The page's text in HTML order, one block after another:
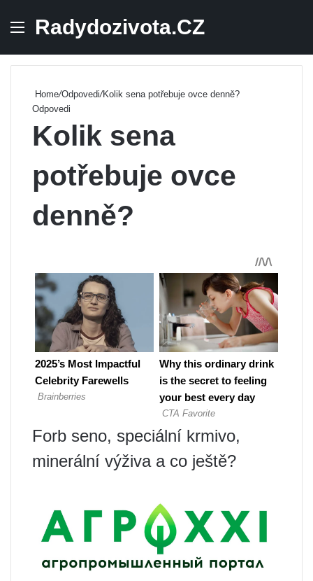
Menu
Radydozivota.CZ
Home/Odpovedi/Kolik sena potřebuje ovce denně?
Odpovedi
Kolik sena
potřebuje ovce
denně?
Forb seno, speciální krmivo,
minerální výživa a co ještě?